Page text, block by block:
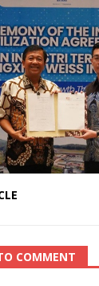
COMMENT